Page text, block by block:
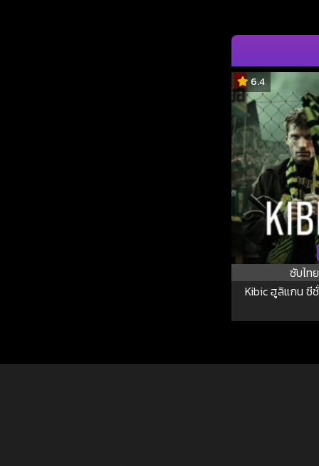
6.4
ซับไทย
Kibic ฮูลิแกน ซีซั่